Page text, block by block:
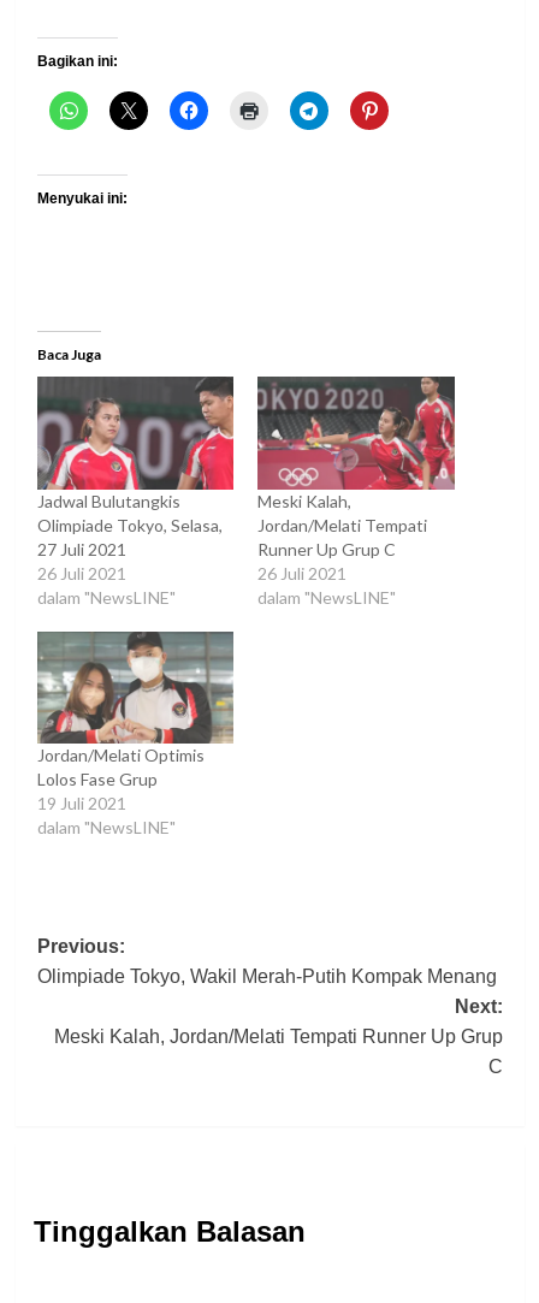
Bagikan ini:
Menyukai ini:
Baca Juga
Jadwal Bulutangkis
Olimpiade Tokyo, Selasa,
27 Juli 2021
26 Juli 2021
dalam "NewsLINE"
Meski Kalah,
Jordan/Melati Tempati
Runner Up Grup C
26 Juli 2021
dalam "NewsLINE"
Jordan/Melati Optimis
Lolos Fase Grup
19 Juli 2021
dalam "NewsLINE"
Post
navigation
Previous:
Olimpiade Tokyo, Wakil Merah-Putih Kompak Menang
Next:
Meski Kalah, Jordan/Melati Tempati Runner Up Grup
C
Tinggalkan Balasan